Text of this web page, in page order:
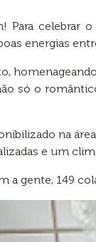
Para celebrar
energias
só o
na
e um
a gente, 149